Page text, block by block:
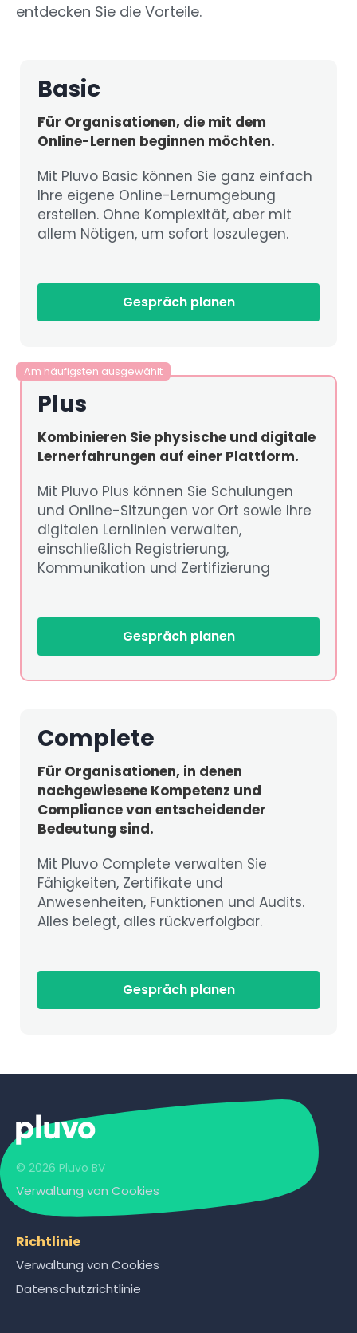
entdecken Sie die Vorteile.
Basic
Für Organisationen, die mit dem
Online-Lernen beginnen möchten.
Mit Pluvo Basic können Sie ganz einfach
Ihre eigene Online-Lernumgebung
erstellen. Ohne Komplexität, aber mit
allem Nötigen, um sofort loszulegen.
Gespräch planen
Am häufigsten ausgewählt
Plus
Kombinieren Sie physische und digitale
Lernerfahrungen auf einer Plattform.
Mit Pluvo Plus können Sie Schulungen
und Online-Sitzungen vor Ort sowie Ihre
digitalen Lernlinien verwalten,
einschließlich Registrierung,
Kommunikation und Zertifizierung
Gespräch planen
Complete
Für Organisationen, in denen
nachgewiesene Kompetenz und
Compliance von entscheidender
Bedeutung sind.
Mit Pluvo Complete verwalten Sie
Fähigkeiten, Zertifikate und
Anwesenheiten, Funktionen und Audits.
Alles belegt, alles rückverfolgbar.
Gespräch planen
© 2026 Pluvo BV
Verwaltung von Cookies
Richtlinie
Verwaltung von Cookies
Datenschutzrichtlinie